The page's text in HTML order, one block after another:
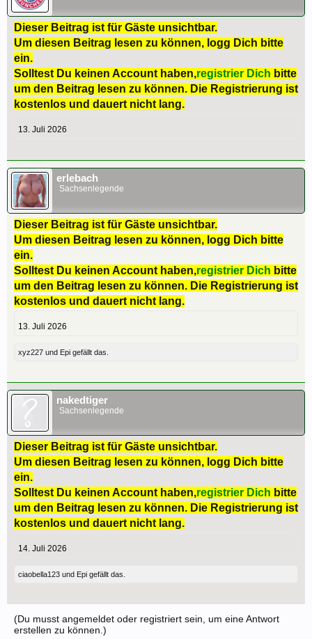
Dieser Beitrag ist für Gäste unsichtbar.
Um diesen Beitrag lesen zu können, logg Dich bitte
ein.
Solltest Du keinen Account haben,registrier Dich bitte
um den Beitrag lesen zu können. Die Registrierung ist
kostenlos und dauert nicht lang.
13. Juli 2026
erlebach
Sachsenlegende
Dieser Beitrag ist für Gäste unsichtbar.
Um diesen Beitrag lesen zu können, logg Dich bitte
ein.
Solltest Du keinen Account haben,registrier Dich bitte
um den Beitrag lesen zu können. Die Registrierung ist
kostenlos und dauert nicht lang.
13. Juli 2026
xyz227 und Epi gefällt das.
nakedtiger
Sachsenlegende
Dieser Beitrag ist für Gäste unsichtbar.
Um diesen Beitrag lesen zu können, logg Dich bitte
ein.
Solltest Du keinen Account haben,registrier Dich bitte
um den Beitrag lesen zu können. Die Registrierung ist
kostenlos und dauert nicht lang.
14. Juli 2026
ciaobella123 und Epi gefällt das.
(Du musst angemeldet oder registriert sein, um eine Antwort
erstellen zu können.)